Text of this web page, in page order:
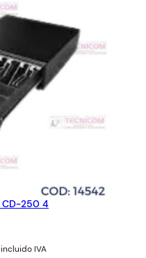
CD-250 4
Current
incluido IVA